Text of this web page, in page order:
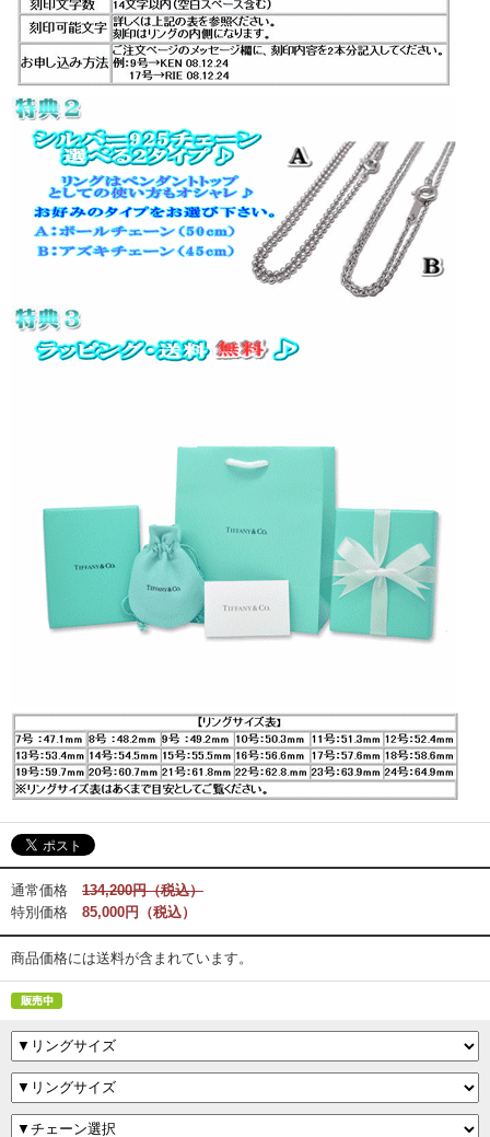
通常価格
134,200円（税込）
特別価格
85,000円（税込）
商品価格には送料が含まれています。